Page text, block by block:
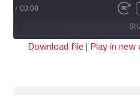
Fast
seconds
00:00
/
Download file| Play in